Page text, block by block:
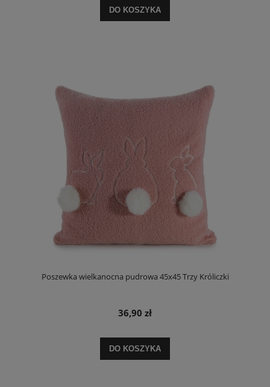
DO KOSZYKA
Poszewka wielkanocna pudrowa 45x45 Trzy Króliczki
36,90 zł
DO KOSZYKA